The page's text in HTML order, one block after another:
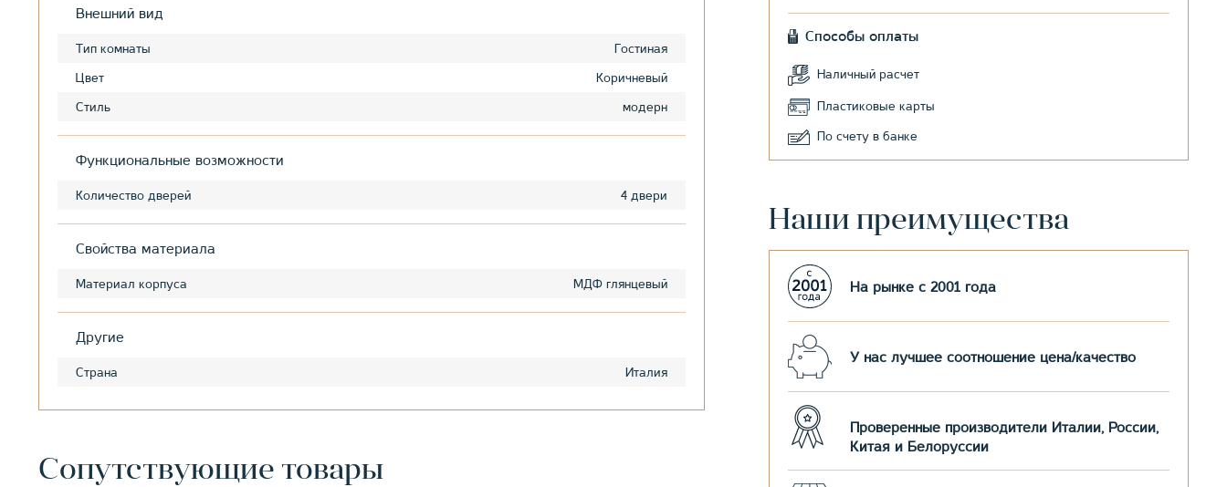
Способы оплаты
Наличный расчет
Пластиковые карты
По счету в банке
Наши преимущества
На рынке с 2001 года
У нас лучшее соотношение цена/качество
Проверенные производители Италии, России,
Китая и Белоруссии
Внешний вид
Тип комнаты
Гостиная
Цвет
Коричневый
Стиль
модерн
Функциональные возможности
Количество дверей 4 двери
Свойства материала
Материал корпуса МДФ глянцевый
Другие
Страна Италия
Сопутствующие товары